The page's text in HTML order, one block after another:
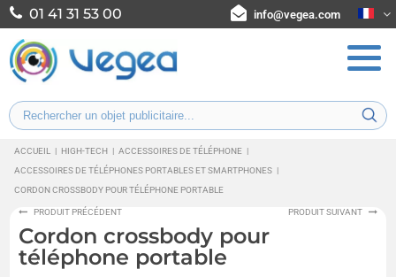
01 41 31 53 00 info@vegea.com
ACCUEIL | HIGH-TECH | ACCESSOIRES DE TÉLÉPHONE |
ACCESSOIRES DE TÉLÉPHONES PORTABLES ET SMARTPHONES |
CORDON CROSSBODY POUR TÉLÉPHONE PORTABLE
PRODUIT PRÉCÉDENT PRODUIT SUIVANT
Cordon crossbody pour
téléphone portable